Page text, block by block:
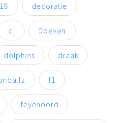
decoratie
dj Doeken
dolphins draak
f1
feyenoord